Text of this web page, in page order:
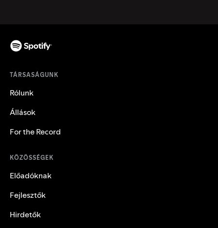
TÁRSASÁGUNK
Rólunk
Állások
For the Record
KÖZÖSSÉGEK
Előadóknak
Fejlesztők
Hirdetők